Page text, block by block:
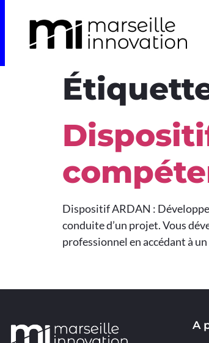
Dispositif ARDAN :
conduite d’un projet. Vous
professionnel en accédant à
A